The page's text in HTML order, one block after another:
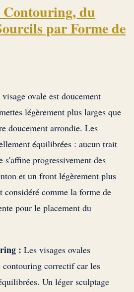
Contouring, du
par Forme de
ovale est doucement
légèrement plus larges que
doucement arrondie. Les
équilibrées : aucun trait
s'affine progressivement des
et un front légèrement plus
considéré comme la forme de
pour le placement du
: Les visages ovales
contouring correctif car les
Un léger sculptage